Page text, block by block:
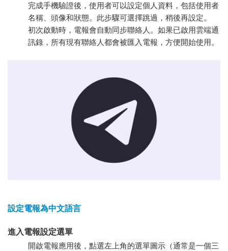
完成手機驗證後，使用者可以設定個人資料，包括使用者
名稱、頭像和狀態。此步驟可選擇跳過，稍後再設定。
初次啟動時，電報會自動同步聯絡人。如果已啟用雲端通
訊錄，所有現有聯絡人都會被匯入電報，方便開始使用。
設定電報為中文語言
進入電報設定選單
開啟電報應用後，點選左上角的選單圖示（通常是一個三